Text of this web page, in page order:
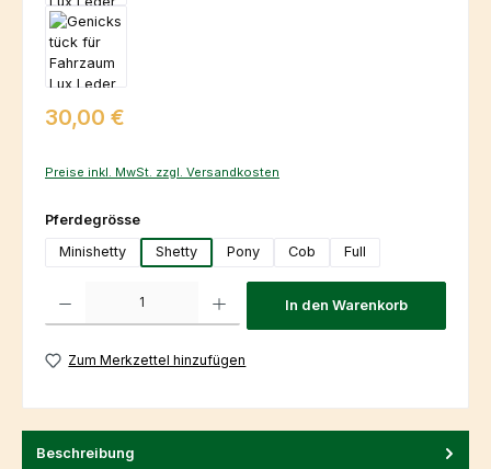
Regulärer Preis:
30,00 €
Preise inkl. MwSt. zzgl. Versandkosten
Pferdegrösseauswählen
Minishetty
Shetty Pony Cob Full
Produkt Anzahl: Gib den gewünschten Wert ein oder benutze die
In den Warenkorb
Zum Merkzettel hinzufügen
Beschreibung